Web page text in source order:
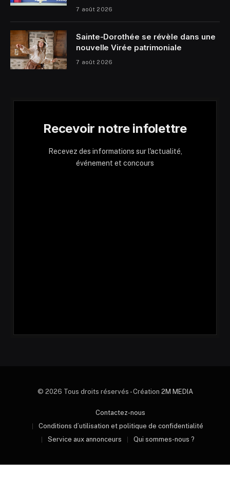
7 août 2026
Sainte-Dorothée se révèle dans une
nouvelle Virée patrimoniale
7 août 2026
Recevoir notre infolettre
Recevez des informations sur l'actualité,
événement et concours
© 2026 Tous droits réservés - Création 2M MEDIA
Contactez-nous
Conditions d’utilisation et politique de confidentialité
Service aux annonceurs
Qui sommes-nous ?